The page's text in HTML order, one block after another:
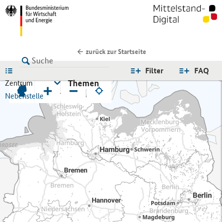
zurück zur Startseite
FAQ
Filter
Zentrum
Nebenstelle
Themen
+ −